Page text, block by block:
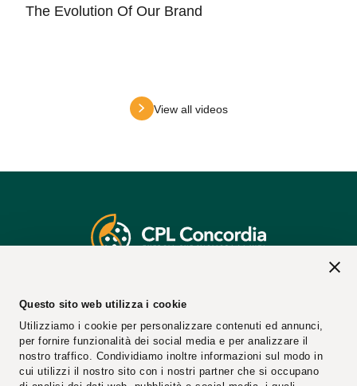
Questo sito web utilizza i cookie
Utilizziamo i cookie per personalizzare contenuti ed annunci,
per fornire funzionalità dei social media e per analizzare il
nostro traffico. Condividiamo inoltre informazioni sul modo in
cui utilizzi il nostro sito con i nostri partner che si occupano
The Evolution Of Our Brand
View all videos
REA Code: 25274
PEC Email:cplconcordiasoccoop@pec.cpl.it